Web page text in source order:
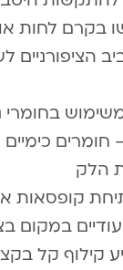
בקרם לחות
הציפורניים
בחומרי
כימיים
הלק
קופסאות
במקום
קילוף קל